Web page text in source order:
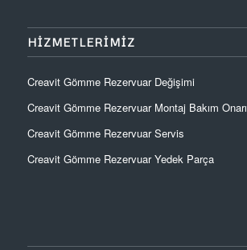
HIZMETLERIMIZ
Creavit Gömme Rezervuar Değişimi
Creavit Gömme Rezervuar Montaj Bakım
Creavit Gömme Rezervuar Servis
Creavit Gömme Rezervuar Yedek Parça